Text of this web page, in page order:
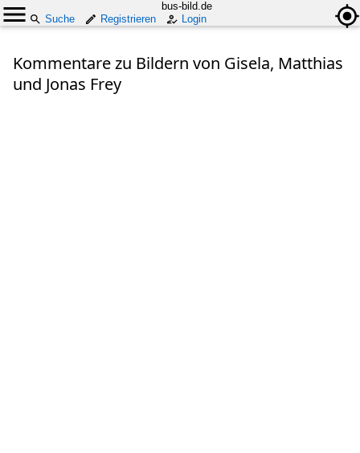
bus-bild.de
Suche
Registrieren Login
Kommentare zu Bildern von Gisela, Matthias
und Jonas Frey